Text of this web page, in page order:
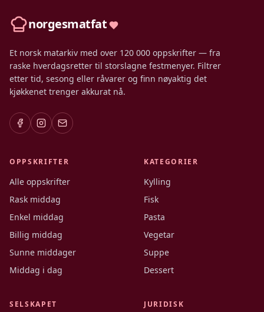
norgesmatfat
Et norsk matarkiv med over 120 000 oppskrifter — fra
raske hverdagsretter til storslagne festmenyer. Filtrer
etter tid, sesong eller råvarer og finn nøyaktig det
kjøkkenet trenger akkurat nå.
OPPSKRIFTER
Alle oppskrifter
Rask middag
Enkel middag
Billig middag
Sunne middager
Middag i dag
KATEGORIER
Kylling
Fisk
Pasta
Vegetar
Suppe
Dessert
SELSKAPET JURIDISK